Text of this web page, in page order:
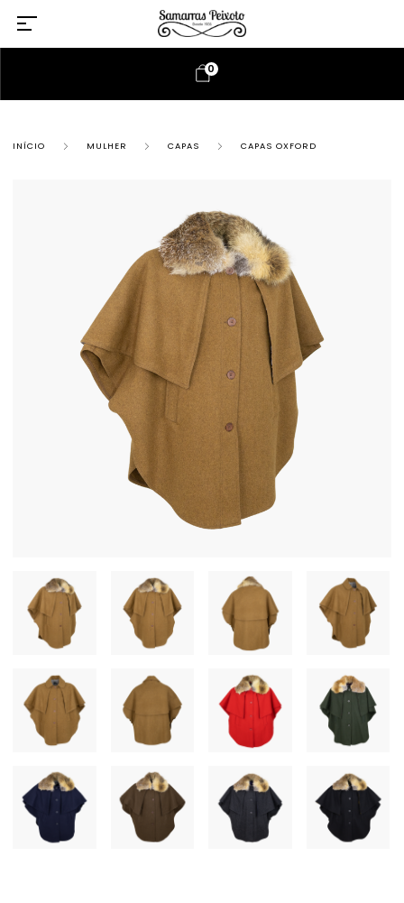
0
INÍCIO MULHER CAPAS CAPAS OXFORD